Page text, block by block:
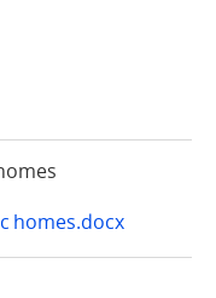
homes.docx